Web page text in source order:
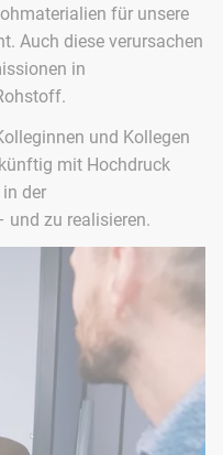
für unsere
Auch diese verursachen
in
und Kollegen
mit Hochdruck
der
und zu realisieren.